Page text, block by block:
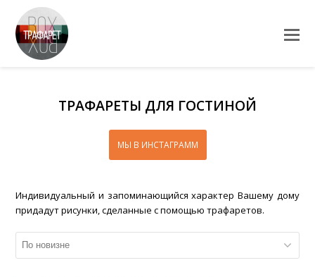
ТРАФАРЕТЫ ДЛЯ ГОСТИНОЙ
МЫ В ИНСТАГРАММ
Индивидуальный и запоминающийся характер Вашему дому
придадут рисунки, сделанные с помощью трафаретов.